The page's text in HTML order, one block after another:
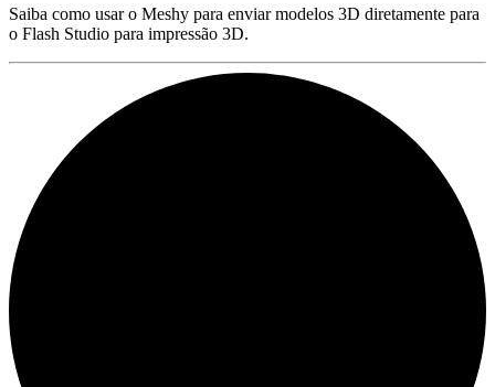
Saiba como usar o Meshy para enviar modelos 3D diretamente para
o Flash Studio para impressão 3D.